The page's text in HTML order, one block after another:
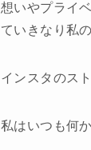
想いやプライ
ていきなり私
インスタのス
私はいつも何